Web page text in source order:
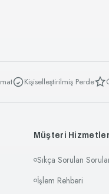
Kişiselleştirilmiş Perde
Müşteri
Sıkça Sorulan
İşlem Rehberi